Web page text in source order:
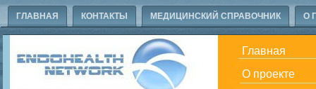
ГЛАВНАЯ КОНТАКТЫ МЕДИЦИНСКИЙ СПРАВОЧНИК О
Главная
О проекте